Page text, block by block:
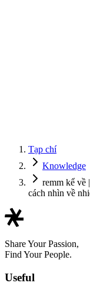
Tạp chí
Knowledge
remm kể về
cách nhìn về
Share Your Passion,
Find Your People.
Useful